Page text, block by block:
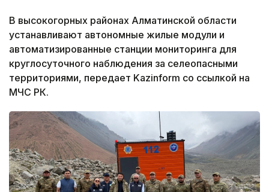
В высокогорных районах Алматинской области
устанавливают автономные жилые модули и
автоматизированные станции мониторинга для
круглосуточного наблюдения за селеопасными
территориями, передает Kazinform со ссылкой на
МЧС РК.